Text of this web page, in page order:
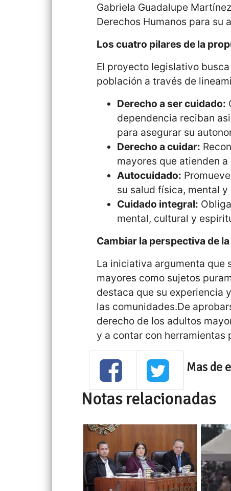
Gabriela Guadalupe
Derechos Humanos para su
Los cuatro pilares de la
El proyecto legislativo
población a través de
Derecho a ser cuidado:
dependencia reciban
para asegurar su
Derecho a cuidar:
mayores que atienden
Autocuidado:
su salud física, mental
Cuidado integral:
mental, cultural y
Cambiar la perspectiva de
La iniciativa argumenta que
mayores como sujetos
destaca que su experiencia
las comunidades.De
derecho de los adultos
y a contar con herramientas
Mas de
Notas relacionadas